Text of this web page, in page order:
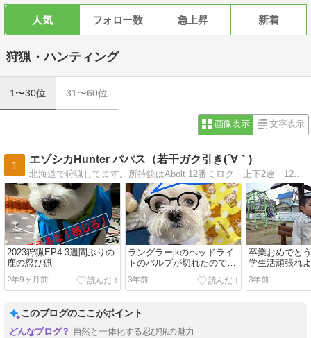
人気 フォロー数 急上昇 新着
狩猟・ハンティング
1〜30位 31〜60位
画像表示 文字表示
1
エゾシカHunter パパス（若干ガク引き(´∀｀)
北海道で狩猟してます。所持銃はAbolt 12番ミロク 上下2連 12番ボブキャット 6.25mmです。週末ハンターです。
2023狩猟EP4 3週間ぶりの
鹿の忍び猟
2年9ヶ月前
ラングラーjkのヘッドライ
トのバルブが切れたので交
換
3年前
卒業おめでと
学生活頑張れよ
3年前
このブログのここがポイント
自然と一体化する忍び猟の魅力